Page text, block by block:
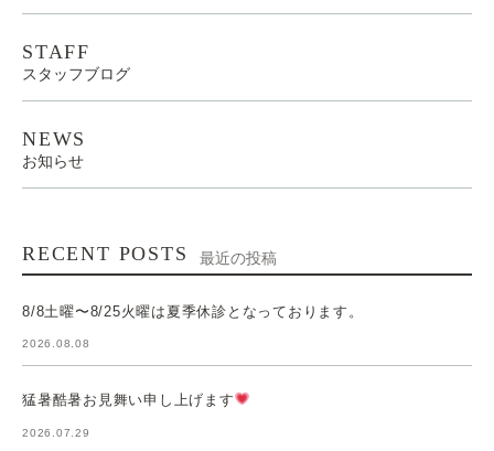
STAFF
スタッフブログ
NEWS
お知らせ
RECENT POSTS 最近の投稿
8/8土曜〜8/25火曜は夏季休診となっております。
2026.08.08
猛暑酷暑お見舞い申し上げます
2026.07.29